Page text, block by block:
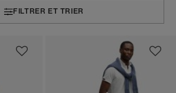
FILTRER ET TRIER